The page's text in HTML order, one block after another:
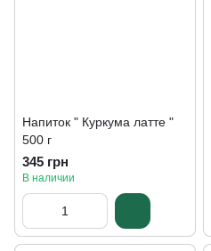
Напиток " Куркума латте "
500 г
345 грн
В наличии